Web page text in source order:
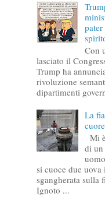
Con
lasciato il
Trump ha
rivoluzione
dipartimenti
La
Mi
di un
si cuoce due
sgangherata sulla
Ignoto ...